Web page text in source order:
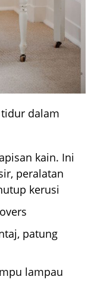
dalam
kain. Ini
peralatan
kerusi
patung
lampau